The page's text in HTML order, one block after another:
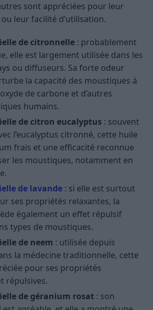
sont appréciées pour leur
leur facilité d’utilisation.
de citronnelle : probablement
elle est largement utilisée dans les
ou diffuseurs. Sa forte odeur
la capacité des moustiques à
de carbone et d’autres
humains.
de citron eucalyptus : souvent
l’eucalyptus citronné, cette huile
frais et une efficacité reconnue
les moustiques, notamment en
de lavande : si elle est surtout
ses propriétés relaxantes, la
également un effet répulsif
types de moustiques.
de neem : utilisée depuis
la médecine traditionnelle, cette
pour ses propriétés
répulsives.
de géranium rosat : son